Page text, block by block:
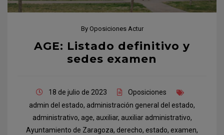
By Oposiciones Actur
AGE: Listado definitivo y
sedes examen
18 de julio de 2023
Oposiciones
admin del estado, administración general del estado,
administrativo, age, auxiliar, auxiliar administrativo,
Ayuntamiento de Zaragoza, derecho, estado, examen,